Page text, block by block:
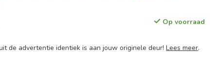
Op voorraad
de advertentie identiek is aan jouw originele deur!Lees meer.